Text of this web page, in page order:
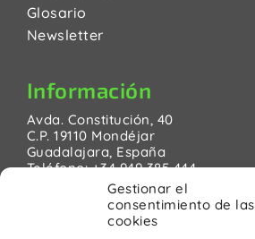
Gestionar el
consentimiento de las
cookies
Glosario
Newsletter
Información
Avda. Constitución, 40
C.P. 19110 Mondéjar
Guadalajara, España
Teléfono:+34 949 385 444
pinanson@pinanson.eu